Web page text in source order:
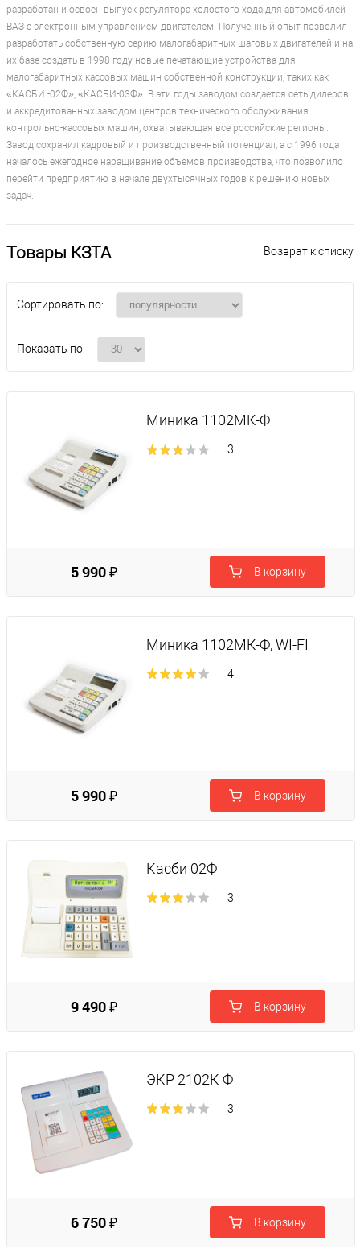
разработан и освоен выпуск регулятора холостого хода для автомобилей
ВАЗ с электронным управлением двигателем. Полученный опыт позволил
разработать собственную серию малогабаритных шаговых двигателей и на
их базе создать в 1998 году новые печатающие устройства для
малогабаритных кассовых машин собственной конструкции, таких как
«КАСБИ -02Ф», «КАСБИ-03Ф». В эти годы заводом создается сеть дилеров
и аккредитованных заводом центров технического обслуживания
контрольно-кассовых машин, охватывающая все российские регионы.
Завод сохранил кадровый и производственный потенциал, а с 1996 года
началось ежегодное наращивание объемов производства, что позволило
перейти предприятию в начале двухтысячных годов к решению новых
задач.
Возврат к списку
Товары КЗТА
Сортировать по:
Показать по:
Миника 1102МК-Ф
3
5 990 ₽ В корзину
Миника 1102МК-Ф, WI-FI
4
5 990 ₽ В корзину
Касби 02Ф
3
9 490 ₽ В корзину
ЭКР 2102К Ф
3
6 750 ₽ В корзину